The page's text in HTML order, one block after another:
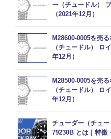
ー（チュードル）
（2021年12月）
M28600-0005を売
（チュードル） ロ
年12月）
M28500-0005を売
（チュードル） ロ
年12月）
チューダー（チュ
79230B とは｜特徴